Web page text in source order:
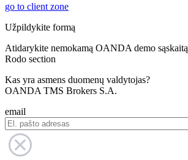
go to client zone
Užpildykite formą
Atidarykite nemokamą OANDA demo sąskaitą
Rodo section
Kas yra asmens duomenų valdytojas?
OANDA TMS Brokers S.A.
email